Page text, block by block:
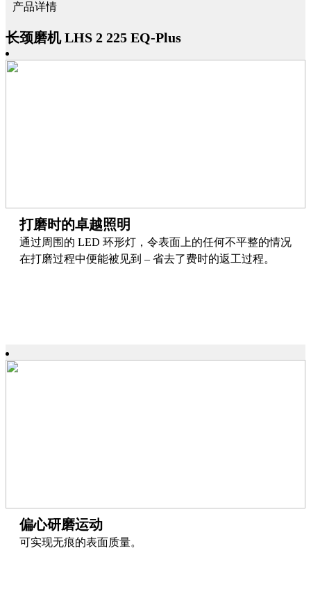
产品详情
长颈磨机 LHS 2 225 EQ-Plus
打磨时的卓越照明
通过周围的 LED 环形灯，令表面上的任何不平整的情况
在打磨过程中便能被见到 – 省去了费时的返工过程。
偏心研磨运动
可实现无痕的表面质量。